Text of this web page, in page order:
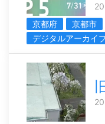
京都府
京都市
デジタルアーカイ